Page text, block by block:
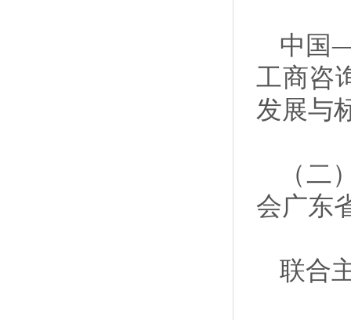
中国
工商咨
发展与
（二
会广东
联合